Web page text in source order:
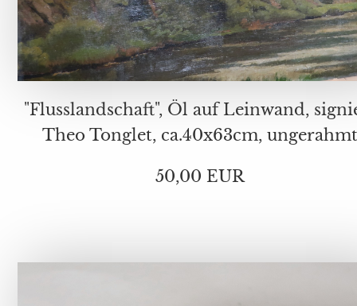
"Flusslandschaft", Öl auf Leinwand,
Theo Tonglet, ca.40x63cm, ungerahmt
50,00 EUR